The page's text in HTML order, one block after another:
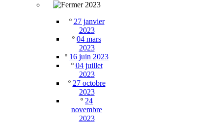
2023
º 27 janvier
2023
º 04 mars
2023
º 16 juin 2023
º 04 juillet
2023
º 27 octobre
2023
º 24
novembre
2023